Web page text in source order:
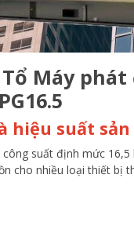
Máy phát
hiệu suất
công suất định mức
cho nhiều loại thiết bị